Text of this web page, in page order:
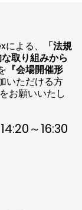
よる、
「法規
取り組みから
『会場開催形
いただける方
お願いいたし
～16:30